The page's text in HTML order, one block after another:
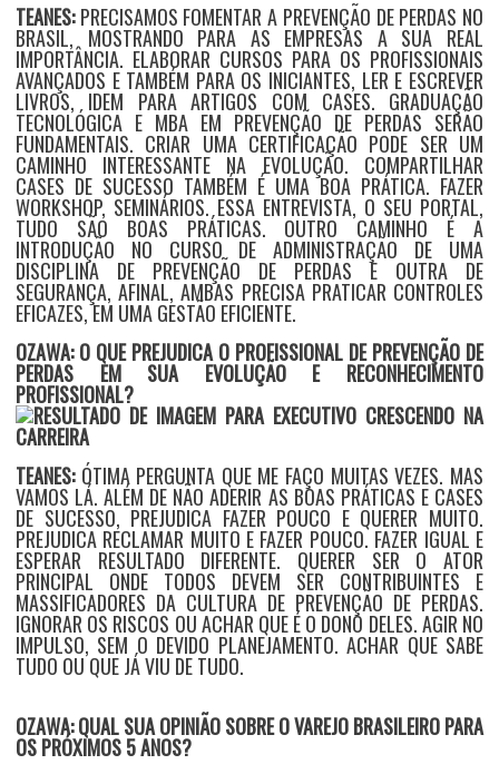
TEANES:PRECISAMOS FOMENTAR A PREVENÇÃO DE PERDAS NO
BRASIL, MOSTRANDO PARA AS EMPRESAS A SUA REAL
IMPORTÂNCIA. ELABORAR CURSOS PARA OS PROFISSIONAIS
AVANÇADOS E TAMBÉM PARA OS INICIANTES, LER E ESCREVER
LIVROS, IDEM PARA ARTIGOS COM CASES. GRADUAÇÃO
TECNOLÓGICA E MBA EM PREVENÇÃO DE PERDAS SERÃO
FUNDAMENTAIS. CRIAR UMA CERTIFICAÇÃO PODE SER UM
CAMINHO INTERESSANTE NA EVOLUÇÃO. COMPARTILHAR
CASES DE SUCESSO TAMBÉM É UMA BOA PRÁTICA. FAZER
WORKSHOP, SEMINÁRIOS. ESSA ENTREVISTA, O SEU PORTAL,
TUDO SÃO BOAS PRÁTICAS. OUTRO CAMINHO É A
INTRODUÇÃO NO CURSO DE ADMINISTRAÇÃO DE UMA
DISCIPLINA DE PREVENÇÃO DE PERDAS E OUTRA DE
SEGURANÇA, AFINAL, AMBAS PRECISA PRATICAR CONTROLES
EFICAZES, EM UMA GESTÃO EFICIENTE.
OZAWA: O QUE PREJUDICA O PROFISSIONAL DE PREVENÇÃO DE
PERDAS EM SUA EVOLUÇÃO E RECONHECIMENTO
PROFISSIONAL?
TEANES:ÓTIMA PERGUNTA QUE ME FAÇO MUITAS VEZES. MAS
VAMOS LÁ. ALÉM DE NÃO ADERIR AS BOAS PRÁTICAS E CASES
DE SUCESSO, PREJUDICA FAZER POUCO E QUERER MUITO.
PREJUDICA RECLAMAR MUITO E FAZER POUCO. FAZER IGUAL E
ESPERAR RESULTADO DIFERENTE. QUERER SER O ATOR
PRINCIPAL ONDE TODOS DEVEM SER CONTRIBUINTES E
MASSIFICADORES DA CULTURA DE PREVENÇÃO DE PERDAS.
IGNORAR OS RISCOS OU ACHAR QUE É O DONO DELES. AGIR NO
IMPULSO, SEM O DEVIDO PLANEJAMENTO. ACHAR QUE SABE
TUDO OU QUE JÁ VIU DE TUDO.
OZAWA: QUAL SUA OPINIÃO SOBRE O VAREJO BRASILEIRO PARA
OS PRÓXIMOS 5 ANOS?